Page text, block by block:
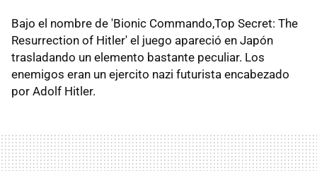
Bajo el nombre de 'Bionic Commando,Top Secret: The
Resurrection of Hitler' el juego apareció en Japón
trasladando un elemento bastante peculiar. Los
enemigos eran un ejercito nazi futurista encabezado
por Adolf Hitler.